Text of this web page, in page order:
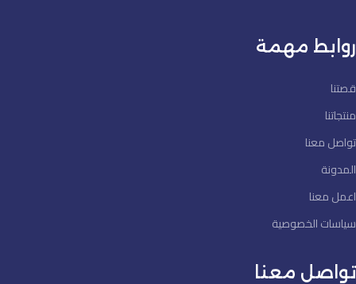
روابط مهمة
قصتنا
منتجاتنا
تواصل معنا
المدونة
اعمل معنا
سياسات الخصوصية
تواصل معنا